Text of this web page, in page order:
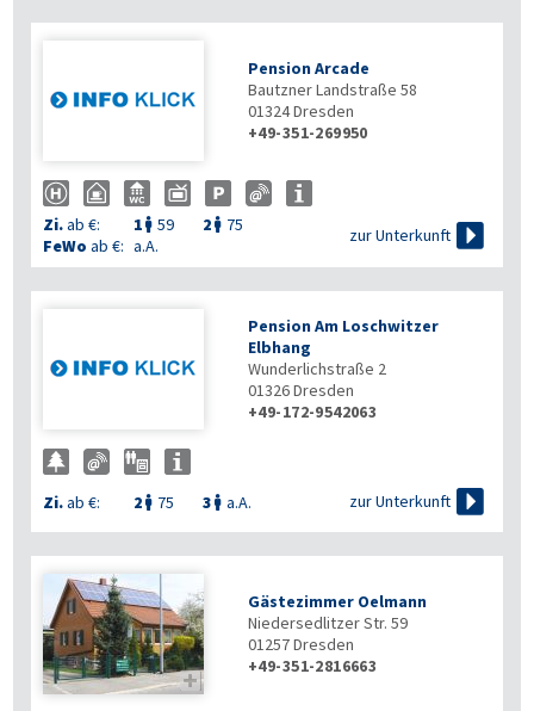
Pension Arcade
Bautzner Landstraße 58
01324Dresden
+49-351-269950
Zi.ab €: 1  59 2  75
FeWo ab €: a.A.
zur Unterkunft 
Pension Am Loschwitzer
Elbhang
Wunderlichstraße 2
01326Dresden
+49-172-9542063
Zi.ab €: 2  75 3  a.A. zur Unterkunft 

Gästezimmer Oelmann
Niedersedlitzer Str. 59
01257Dresden
+49-351-2816663